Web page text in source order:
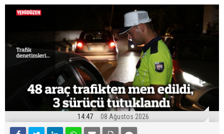
14:47 08 Ağustos 2026